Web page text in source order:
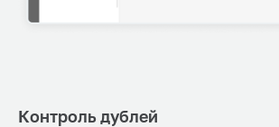
Контроль дублей